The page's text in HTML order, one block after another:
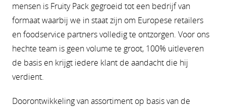
mensen is Fruity Pack gegroeid tot een bedrijf van
formaat waarbij we in staat zijn om Europese retailers
en foodservice partners volledig te ontzorgen. Voor ons
hechte team is geen volume te groot, 100% uitleveren
de basis en krijgt iedere klant de aandacht die hij
verdient.
Doorontwikkeling van assortiment op basis van de